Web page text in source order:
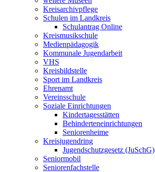
Kreisarchivpflege
Schulen im Landkreis
Schulantrag Online
Kreismusikschule
Medienpädagogik
Kommunale Jugendarbeit
VHS
Kreisbildstelle
Sport im Landkreis
Ehrenamt
Vereinsschule
Soziale Einrichtungen
Kindertagesstätten
Behinderteneinrichtungen
Seniorenheime
Kreisjugendring
Jugendschutzgesetz (JuSchG)
Seniormobil
Seniorenfachstelle